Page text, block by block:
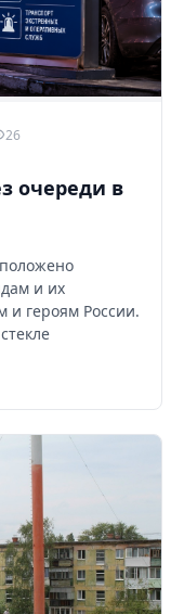
26
очереди в
и их
героям России.